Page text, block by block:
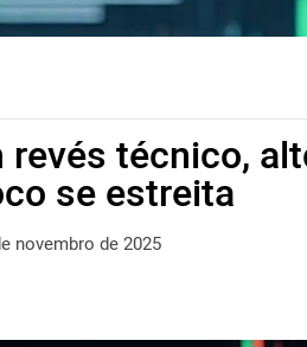
revés técnico,
se estreita
novembro de 2025